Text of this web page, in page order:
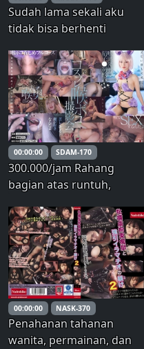
diperl
Sudah lama sekali aku
tidak bisa berhenti
masokis itu terus
orgasme sambil berteriak
memohon dijilat lehernya
dan seks anal. Wajahnya
dipenuhi sperma saat dia
melakukan oral seks da
00:00:00 SDAM-170
300.000/jam Rahang
bagian atas runtuh,
tenggorokan brutal,
pemotretan fellatio deep
throat, tanpa kondom
boleh, ejakulasi mentah
boleh, bermain boleh,
menampar boleh
00:00:00 NASK-370
Penahanan tahanan
wanita, permainan, dan